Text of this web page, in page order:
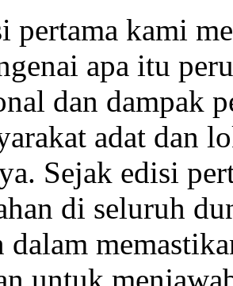
pertama kami
apa itu
dan dampak
adat dan
Sejak edisi
di seluruh
dalam